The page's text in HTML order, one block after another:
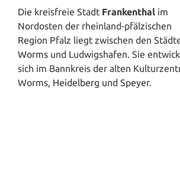
Die kreisfreie Stadt Frankenthal im
Nordosten der rheinland-pfälzischen
Region Pfalz liegt zwischen den
Worms und Ludwigshafen. Sie
sich im Bannkreis der alten
Worms, Heidelberg und Speyer.